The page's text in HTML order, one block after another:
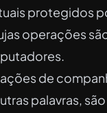
protegidos
operações
de
palavras,